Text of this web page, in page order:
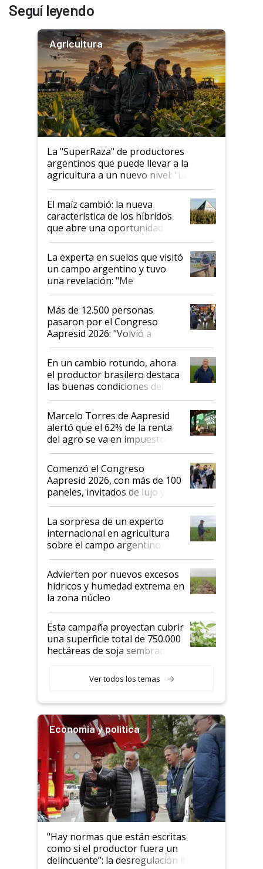
Seguí leyendo
Agricultura
La "SuperRaza" de productores
argentinos que puede llevar a la
agricultura a un nuevo nivel: "Las
posibilidades de crecimiento son
infinitas"
El maíz cambió: la nueva
característica de los híbridos
que abre una oportunidad en
el lote
La experta en suelos que visitó
un campo argentino y tuvo
una revelación: "Me
impresionó mucho"
Más de 12.500 personas
pasaron por el Congreso
Aapresid 2026: "Volvió a
demostrar que hablar del
suelo es hablar de todo el
sistema productivo"
En un cambio rotundo, ahora
el productor brasilero destaca
las buenas condiciones del
agro argentino para invertir:
"Los veo más motivados"
Marcelo Torres de Aapresid
alertó que el 62% de la renta
del agro se va en impuestos:
"No es bueno que en
Argentina se sigan discutiendo
las mismas cosas de hace 50
años"
Comenzó el Congreso
Aapresid 2026, con más de 100
paneles, invitados de lujo y
todas las tendencias
La sorpresa de un experto
internacional en agricultura
sobre el campo argentino:
"Estoy muy impresionado"
Advierten por nuevos excesos
hídricos y humedad extrema en
la zona núcleo
Esta campaña proyectan cubrir
una superficie total de 750.000
hectáreas de soja sembradas
variedades que marcan un
salto tecnológico en genética y
Ver todos los temas
Economía y política
"Hay normas que están escritas
como si el productor fuera un
delincuente”: la desregulación llegó